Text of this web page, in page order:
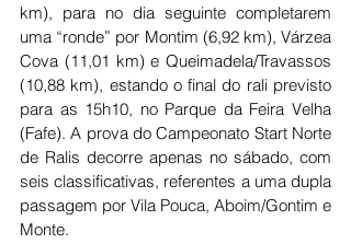
km), para no dia seguinte completarem
uma “ronde” por Montim (6,92 km), Várzea
Cova (11,01 km) e Queimadela/Travassos
(10,88 km), estando o final do rali previsto
para as 15h10, no Parque da Feira Velha
(Fafe). A prova do Campeonato Start Norte
de Ralis decorre apenas no sábado, com
seis classificativas, referentes a uma dupla
passagem por Vila Pouca, Aboim/Gontim e
Monte.